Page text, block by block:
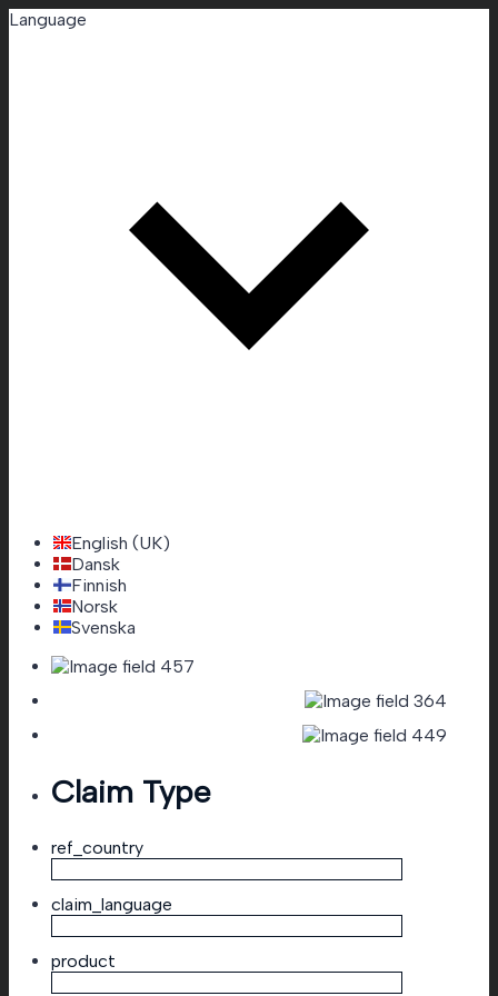
Language
English (UK)
Dansk
Finnish
Norsk
Svenska
Claim Type
ref_country
claim_language
product